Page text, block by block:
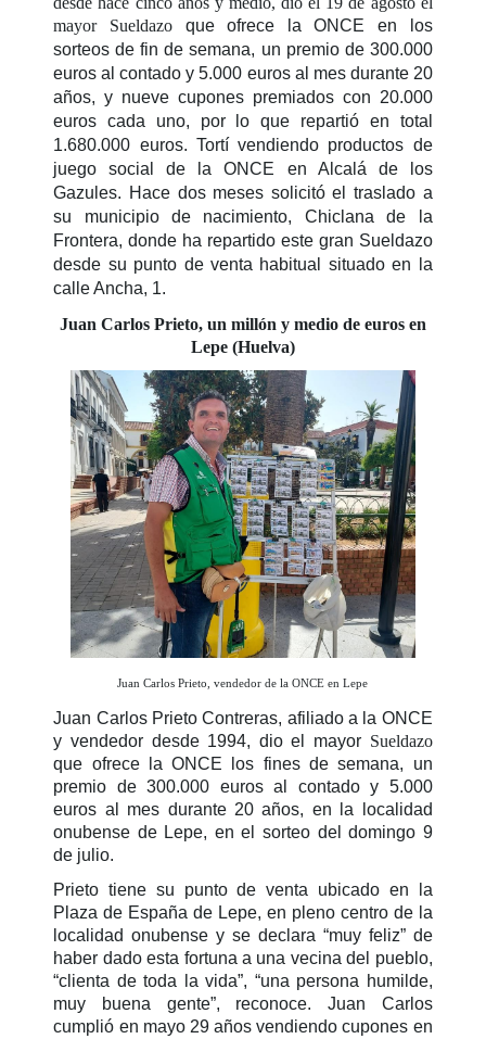
mayor Sueldazoque ofrece la ONCE en los
sorteos de fin de semana, un premio de 300.000
euros al contado y 5.000 euros al mes durante 20
años, y nueve cupones premiados con 20.000
euros cada uno, por lo que repartió en total
1.680.000 euros. Tortívendiendo productos de
juego social de la ONCE en Alcalá de los
Gazules. Hace dos meses solicitó el traslado a
su municipio de nacimiento, Chiclana de la
Frontera, donde ha repartido este gran Sueldazo
desde su punto de venta habitual situado en la
calle Ancha, 1.
Juan Carlos Prieto, un millón y medio de euros en
Lepe (Huelva)
Juan Carlos Prieto, vendedor de la ONCE en Lepe
Juan Carlos Prieto Contreras, afiliado a la ONCE
y vendedor desde 1994, dio el mayor Sueldazo
que ofrece la ONCE los fines de semana, un
premio de 300.000 euros al contado y 5.000
euros al mes durante 20 años, en la localidad
onubense de Lepe, en el sorteo del domingo 9
de julio.
Prieto tiene su punto de venta ubicado en la
Plaza de España de Lepe, en pleno centro de la
localidad onubense y se declara “muy feliz” de
haber dado esta fortuna a una vecina del pueblo,
“clienta de toda la vida”, “una persona humilde,
muy buena gente”, reconoce. Juan Carlos
cumplió en mayo 29 años vendiendo cupones en